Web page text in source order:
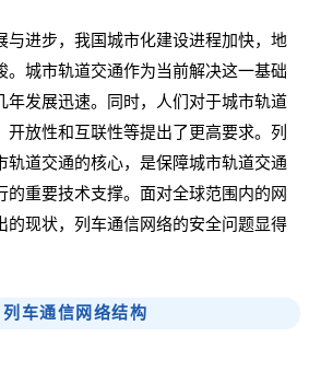
与进步，我国城市化建设进程加快，地
。城市轨道交通作为当前解决这一基础
年发展迅速。同时，人们对于城市轨道
开放性和互联性等提出了更高要求。列
轨道交通的核心，是保障城市轨道交通
的重要技术支撑。面对全球范围内的网
的现状，列车通信网络的安全问题显得
车通信网络结构